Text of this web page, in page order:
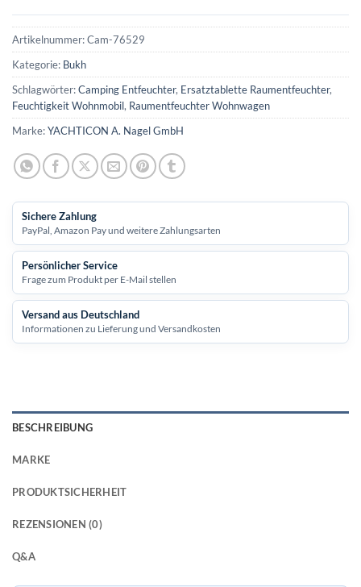
Artikelnummer:Cam-76529
Kategorie: Bukh
Schlagwörter:Camping Entfeuchter, Ersatztablette Raumentfeuchter,
Feuchtigkeit Wohnmobil, Raumentfeuchter Wohnwagen
Marke:YACHTICON A. Nagel GmbH
Sichere Zahlung
PayPal, Amazon Pay und weitere Zahlungsarten
Persönlicher Service
Frage zum Produkt per E-Mail stellen
Versand aus Deutschland
Informationen zu Lieferung und Versandkosten
BESCHREIBUNG
MARKE
PRODUKTSICHERHEIT
REZENSIONEN (0)
Q&A